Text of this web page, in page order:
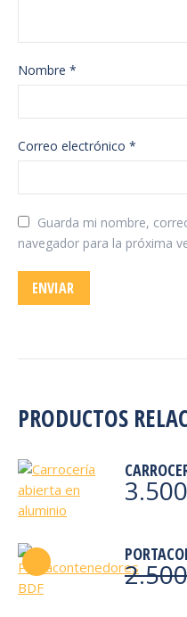
Nombre *
Correo electrónico *
Guarda mi nombre,
navegador para la próxima
PRODUCTOS
3.500
2.500